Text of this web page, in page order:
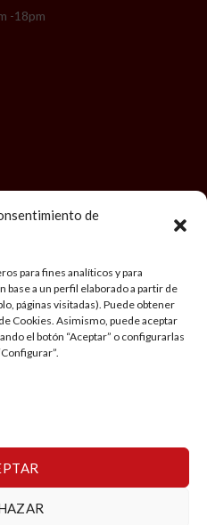
de
para fines analíticos y para
a un perfil elaborado a partir de
páginas visitadas). Puede obtener
Cookies. Asimismo, puede aceptar
el botón “Aceptar” o configurarlas
-18pm